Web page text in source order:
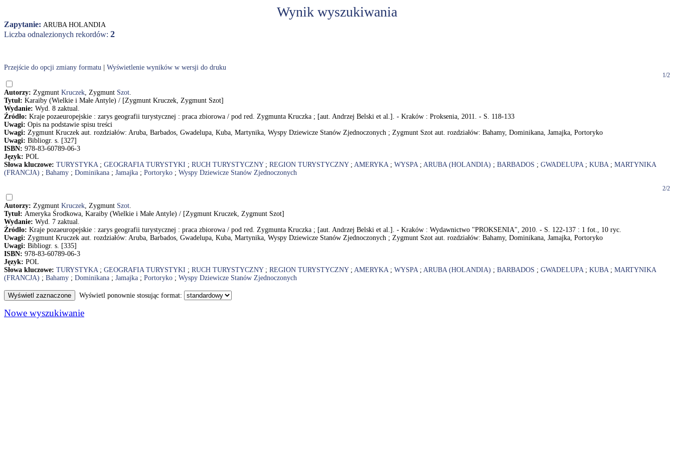
Wynik wyszukiwania
Zapytanie: ARUBA HOLANDIA
Liczba odnalezionych rekordów: 2
Przejście do opcji zmiany formatu Wyświetlenie wyników w wersji do druku
1/2
Autorzy: Zygmunt Kruczek, Zygmunt Szot.
Tytuł: Karaiby (Wielkie i Małe Antyle) / [Zygmunt Kruczek, Zygmunt Szot]
Wydanie: Wyd. 8 zaktual.
Źródło: Kraje pozaeuropejskie : zarys geografii turystycznej : praca zbiorowa / pod red. Zygmunta Kruczka ; [aut. Andrzej Belski et al.]. - Kraków : Proksenia, 2011. - S. 118-133
Uwagi: Opis na podstawie spisu treści
Uwagi: Zygmunt Kruczek aut. rozdziałów: Aruba, Barbados, Gwadelupa, Kuba, Martynika, Wyspy Dziewicze Stanów Zjednoczonych ; Zygmunt Szot aut. rozdziałów: Bahamy, Dominikana, Jamajka, Portoryko
Uwagi: Bibliogr. s. [327]
ISBN: 978-83-60789-06-3
Język: POL
Słowa kluczowe: TURYSTYKA; GEOGRAFIA TURYSTYKI ; RUCH TURYSTYCZNY; REGION TURYSTYCZNY; AMERYKA; WYSPA; ARUBA (HOLANDIA) ; BARBADOS ; GWADELUPA; KUBA; MARTYNIKA
(FRANCJA) ; Bahamy ; Dominikana ; Jamajka ; Portoryko ; Wyspy Dziewicze Stanów Zjednoczonych
2/2
Autorzy: Zygmunt Kruczek, Zygmunt Szot.
Tytuł: Ameryka Środkowa, Karaiby (Wielkie i Małe Antyle) / [Zygmunt Kruczek, Zygmunt Szot]
Wydanie: Wyd. 7 zaktual.
Źródło: Kraje pozaeuropejskie : zarys geografii turystycznej : praca zbiorowa / pod red. Zygmunta Kruczka ; [aut. Andrzej Belski et al.]. - Kraków : Wydawnictwo "PROKSENIA", 2010. - S. 122-137 : 1 fot., 10 ryc.
Uwagi: Zygmunt Kruczek aut. rozdziałów: Aruba, Barbados, Gwadelupa, Kuba, Martynika, Wyspy Dziewicze Stanów Zjednoczonych ; Zygmunt Szot aut. rozdziałów: Bahamy, Dominikana, Jamajka, Portoryko
Uwagi: Bibliogr. s. [335]
ISBN: 978-83-60789-06-3
Język: POL
Słowa kluczowe: TURYSTYKA; GEOGRAFIA TURYSTYKI ; RUCH TURYSTYCZNY; REGION TURYSTYCZNY; AMERYKA; WYSPA; ARUBA (HOLANDIA) ; BARBADOS ; GWADELUPA; KUBA; MARTYNIKA
(FRANCJA) ; Bahamy ; Dominikana ; Jamajka ; Portoryko ; Wyspy Dziewicze Stanów Zjednoczonych
Wyświetl ponownie stosując format:
Nowe wyszukiwanie